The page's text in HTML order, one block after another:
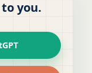
you.